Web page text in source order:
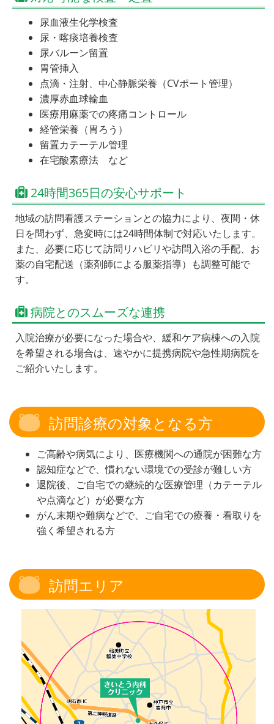
尿血液生化学検査
尿・喀痰培養検査
尿バルーン留置
胃管挿入
点滴・注射、中心静脈栄養（CVポート管理）
濃厚赤血球輸血
医療用麻薬での疼痛コントロール
経管栄養（胃ろう）
留置カテーテル管理
在宅酸素療法 など
24時間365日の安心サポート
地域の訪問看護ステーションとの協力により、夜間・休
日を問わず、急変時には24時間体制で対応いたします。
また、必要に応じて訪問リハビリや訪問入浴の手配、お
薬の自宅配送（薬剤師による服薬指導）も調整可能で
す。
病院とのスムーズな連携
入院治療が必要になった場合や、緩和ケア病棟への入院
を希望される場合は、速やかに提携病院や急性期病院を
ご紹介いたします。
訪問診療の対象となる方
ご高齢や病気により、医療機関への通院が困難な方
認知症などで、慣れない環境での受診が難しい方
退院後、ご自宅での継続的な医療管理（カテーテル
や点滴など）が必要な方
がん末期や難病などで、ご自宅での療養・看取りを
強く希望される方
訪問エリア